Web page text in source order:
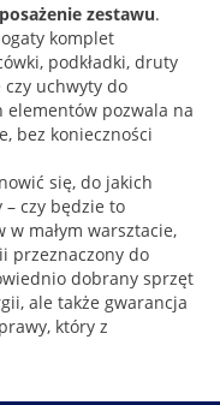
zestawu.
komplet
podkładki, druty
czy uchwyty do
elementów pozwala na
bez konieczności
się, do jakich
czy będzie to
małym warsztacie,
przeznaczony do
dobrany sprzęt
ale także gwarancja
który z